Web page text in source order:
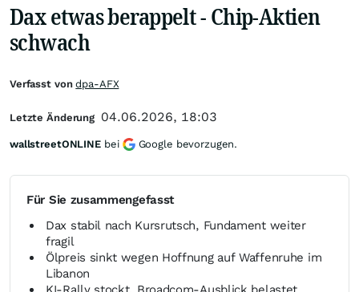
Dax etwas berappelt - Chip-Aktien
schwach
Für Sie zusammengefasst
Dax stabil nach Kursrutsch, Fundament weiter
fragil
Ölpreis sinkt wegen Hoffnung auf Waffenruhe im
Libanon
Verfasst vondpa-AFX
Letzte Änderung 04.06.2026, 18:03
wallstreetONLINE bei Google bevorzugen.